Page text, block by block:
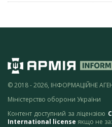
© 2018 - 2026, ІНФОРМАЦІЙНЕ
Міністерство оборони України
Контент доступний за ліцензією
International license якщо не